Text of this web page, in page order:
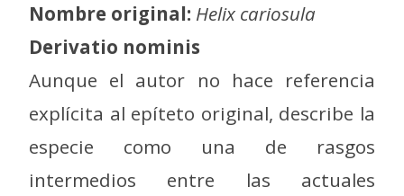
Nombre original: Helix cariosula
Derivatio nominis
Aunque el autor no hace referencia
explícita al epíteto original, describe la
especie como una de rasgos
intermedios entre las actuales